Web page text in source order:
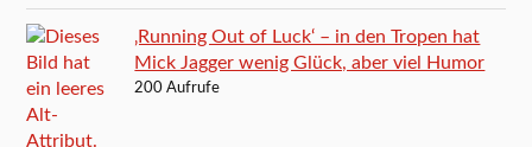
‚Running Out of Luck‘ – in den Tropen hat
Mick Jagger wenig Glück, aber viel Humor
200 Aufrufe